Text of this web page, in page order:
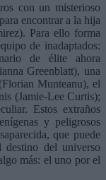
con un misterioso
encontrar a la hija
Para ello forma
de inadaptados:
de élite ahora
Greenblatt), una
Munteanu), el
(Jamie-Lee Curtis);
Estos extraños
y peligrosos
que puede
del universo
más: el uno por el